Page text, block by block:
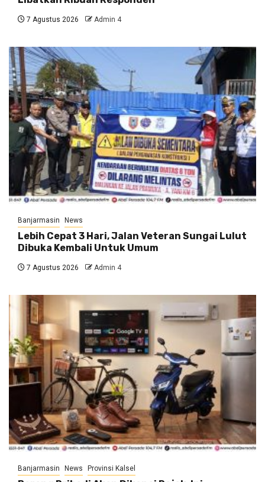
7 Agustus 2026 Admin 4
Banjarmasin News
Lebih Cepat 3 Hari, Jalan Veteran Sungai Lulut
Dibuka Kembali Untuk Umum
7 Agustus 2026 Admin 4
Banjarmasin News Provinsi Kalsel